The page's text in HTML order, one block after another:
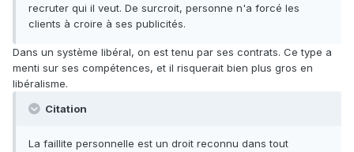
recruter qui il veut. De surcroit, personne n'a forcé les
clients à croire à ses publicités.
Dans un système libéral, on est tenu par ses contrats. Ce type a
menti sur ses compétences, et il risquerait bien plus gros en
libéralisme.
Citation
La faillite personnelle est un droit reconnu dans tout